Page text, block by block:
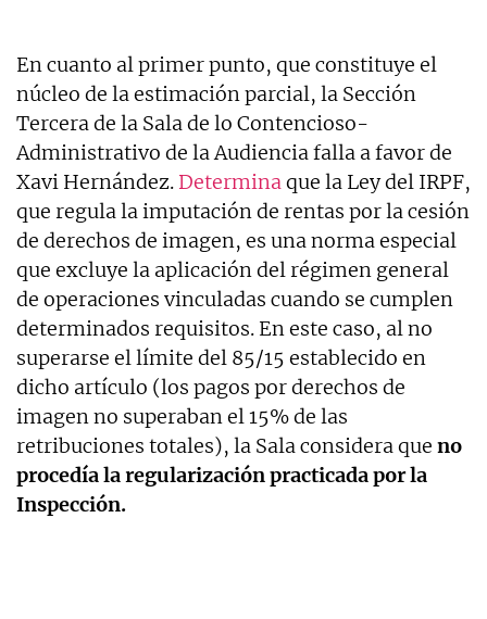
En cuanto al primer punto, que constituye el
núcleo de la estimación parcial, la Sección
Tercera de la Sala de lo Contencioso-
Administrativo de la Audiencia falla a favor de
Xavi Hernández. Determinaque la Ley del IRPF,
que regula la imputación de rentas por la cesión
de derechos de imagen, es una norma especial
que excluye la aplicación del régimen general
de operaciones vinculadas cuando se cumplen
determinados requisitos. En este caso, al no
superarse el límite del 85/15 establecido en
dicho artículo (los pagos por derechos de
imagen no superaban el 15% de las
retribuciones totales), la Sala considera que no
procedía la regularización practicada por la
Inspección.